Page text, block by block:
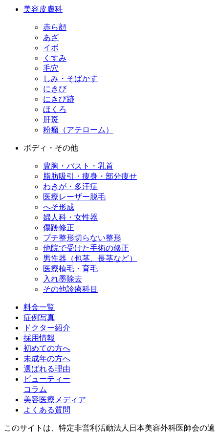
美容皮膚科
赤ら顔
あざ
イボ
くすみ
毛穴
しみ・そばかす
にきび
にきび跡
ほくろ
肝斑
粉瘤（アテローム）
ボディ・その他
豊胸・バスト・乳首
脂肪吸引・痩身・部分痩せ
わきが・多汗症
医療レーザー脱毛
へそ形成
婦人科・女性器
傷跡修正
プチ整形切らない整形
他院で受けた手術の修正
男性器（包茎、長茎など）
医療植毛・育毛
入れ墨除去
その他診療科目
料金一覧
症例写真
ドクター紹介
採用情報
初めての方へ
未成年の方へ
選ばれる理由
ビューティー
コラム
美容医療メディア
よくある質問
このサイトは、特定非営利活動法人日本美容外科医師会の適